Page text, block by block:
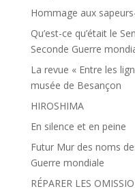
Hommage aux
Qu’est-ce qu’était le
Seconde Guerre
La revue « Entre les
musée de Besançon
HIROSHIMA
En silence et en peine
Futur Mur des noms
Guerre mondiale
RÉPARER LES